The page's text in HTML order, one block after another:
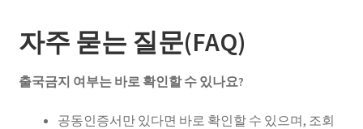
자주 묻는 질문(FAQ)
출국금지 여부는 바로 확인할 수 있나요?
공동인증서만 있다면 바로 확인할 수 있으며, 조회